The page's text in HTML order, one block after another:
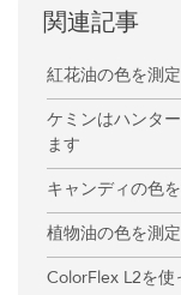
関連記事
紅花油の色を測
ケミンはハンタ
ます
キャンディの色
植物油の色を測
ColorFlex L2を